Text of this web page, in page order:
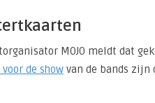
MOJO meldt dat
de show van de bands